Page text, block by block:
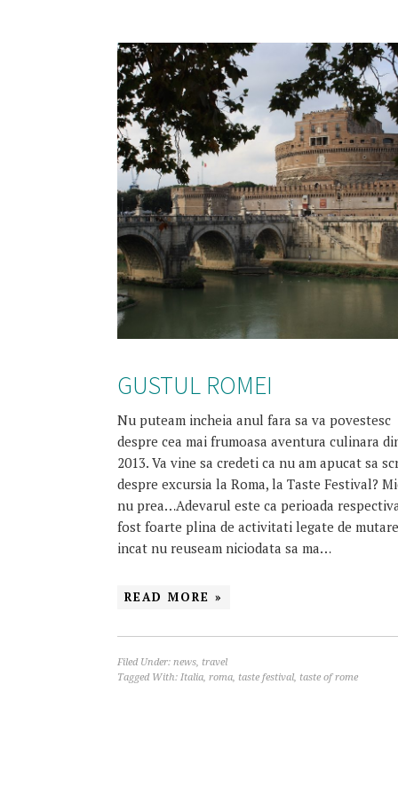
GUSTUL ROMEI
Nu puteam incheia anul fara sa va povestesc
despre cea mai frumoasa aventura culinara
2013. Va vine sa credeti ca nu am apucat sa
despre excursia la Roma, la Taste Festival?
nu prea…Adevarul este ca perioada
fost foarte plina de activitati legate de
incat nu reuseam niciodata sa ma…
READ MORE »
Filed Under: news, travel
Tagged With: Italia, roma, taste festival, taste of rome